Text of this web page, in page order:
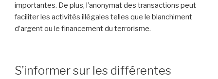
importantes. De plus, l’anonymat des transactions peut
faciliter les activités illégales telles que le blanchiment
d’argent ou le financement du terrorisme.
S’informer sur les différentes